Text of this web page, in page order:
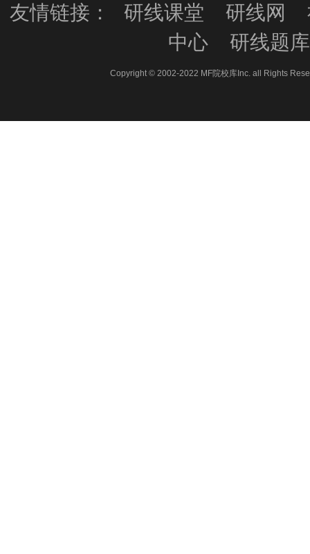
友情链接： 研线课堂 研线网
中心
研线题库
Copyright © 2002-2022 MF院校库Inc. all Rights